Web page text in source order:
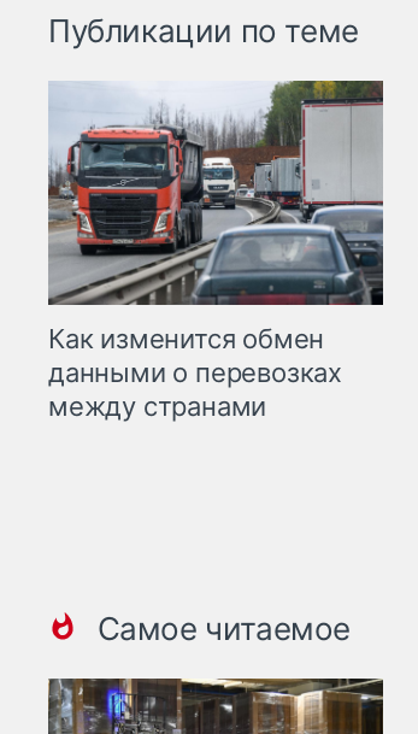
Публикации по теме
Как изменится обмен
данными о перевозках
между странами
Самое читаемое